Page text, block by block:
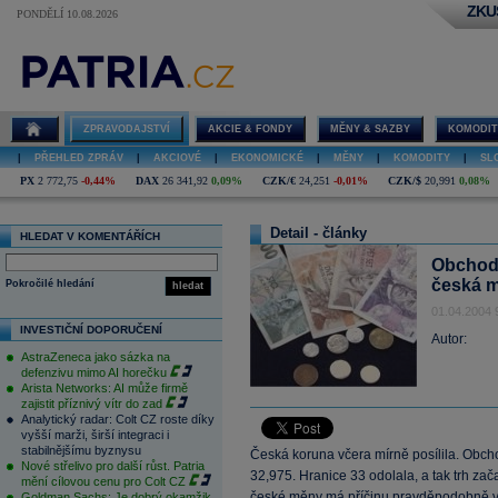
PONDĚLÍ 10.08.2026
ZPRAVODAJSTVÍ AKCIE & FONDY MĚNY & SAZBY
PŘEHLED ZPRÁV AKCIOVÉ EKONOMICKÉ MĚNY KOMODITY
PX 2 772,75 -0,44% DAX 26 341,92 0,09% CZK/€ 24,251 -0,01% CZK/$ 20,991 0,08%
HLEDAT V KOMENTÁŘÍCH
hledat
Pokročilé hledání
INVESTIČNÍ DOPORUČENÍ
AstraZeneca jako sázka na
defenzivu mimo AI horečku
Arista Networks: AI může firmě
zajistit příznivý vítr do zad
Analytický radar: Colt CZ roste díky
vyšší marži, širší integraci i
stabilnějšímu byznysu
Nové střelivo pro další růst. Patria
mění cílovou cenu pro Colt CZ
Detail - články
česká
01.04.2004
Autor:
Česká koruna včera mírně posílila.
32,975. Hranice 33 odolala, a tak trh